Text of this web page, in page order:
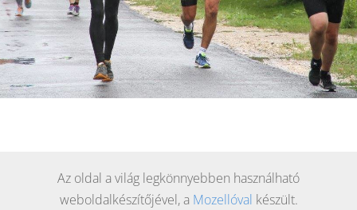
Az oldal a világ legkönnyebben használható
weboldalkészítőjével, a Mozellóval készült.